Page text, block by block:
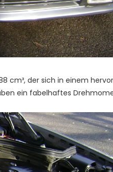
cm³, der sich in einem
ein fabelhaftes